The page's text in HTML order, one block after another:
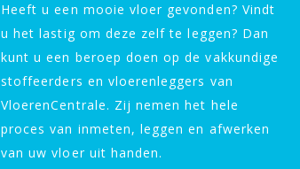
Heeft u een mooie vloer gevonden? Vindt
u het lastig om deze zelf te leggen? Dan
kunt u een beroep doen op de vakkundige
stoffeerders en vloerenleggers van
VloerenCentrale. Zij nemen het hele
proces van inmeten, leggen en afwerken
van uw vloer uit handen.